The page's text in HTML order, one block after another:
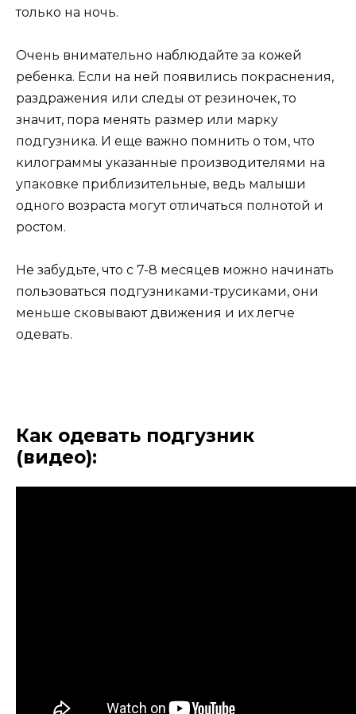
только на ночь.
Очень внимательно наблюдайте за кожей
ребенка. Если на ней появились покраснения,
раздражения или следы от резиночек, то
значит, пора менять размер или марку
подгузника. И еще важно помнить о том, что
килограммы указанные производителями на
упаковке приблизительные, ведь малыши
одного возраста могут отличаться полнотой и
ростом.
Не забудьте, что с 7-8 месяцев можно начинать
пользоваться подгузниками-трусиками, они
меньше сковывают движения и их легче
одевать.
Как одевать подгузник
(видео):